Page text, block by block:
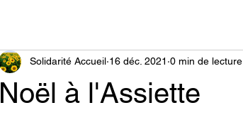
Noël à l'Assiette
Solidarité Accueil 16 déc. 2021 0 min de lecture